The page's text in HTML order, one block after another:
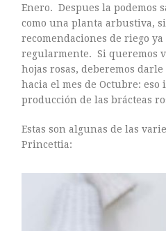
Enero. Despues la podemos
como una planta arbustiva,
recomendaciones de riego
regularmente. Si queremos
hojas rosas, deberemos
hacia el mes de Octubre:
producción de las brácteas
Estas son algunas de las
Princettia: